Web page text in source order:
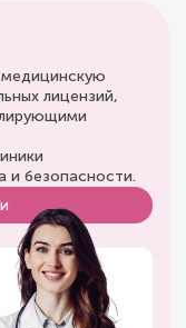
лицензий,
и безопасности.